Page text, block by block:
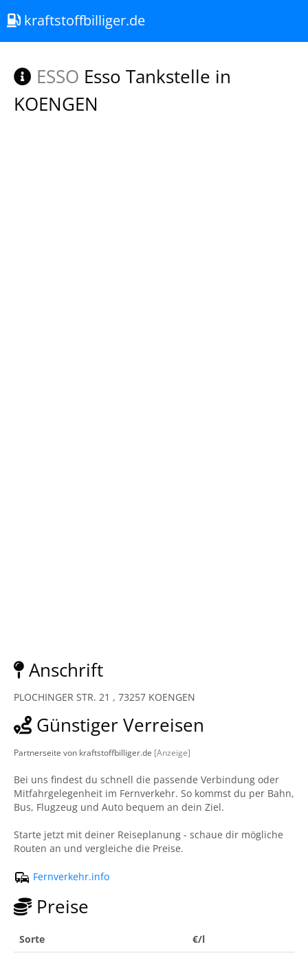
kraftstoffbilliger.de
ESSO Esso Tankstelle in
KOENGEN
Anschrift
PLOCHINGER STR. 21 , 73257 KOENGEN
Günstiger Verreisen
Partnerseite von kraftstoffbilliger.de [Anzeige]
Bei uns findest du schnell die passende Verbindung oder
Mitfahrgelegenheit im Fernverkehr. So kommst du per Bahn,
Bus, Flugzeug und Auto bequem an dein Ziel.
Starte jetzt mit deiner Reiseplanung - schaue dir mögliche
Routen an und vergleiche die Preise.
Fernverkehr.info
Preise
Sorte
€/l